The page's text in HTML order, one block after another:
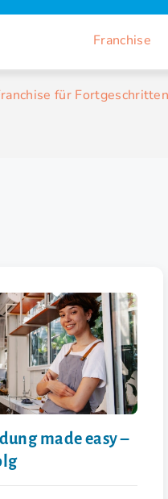
Franchise
für
made easy –